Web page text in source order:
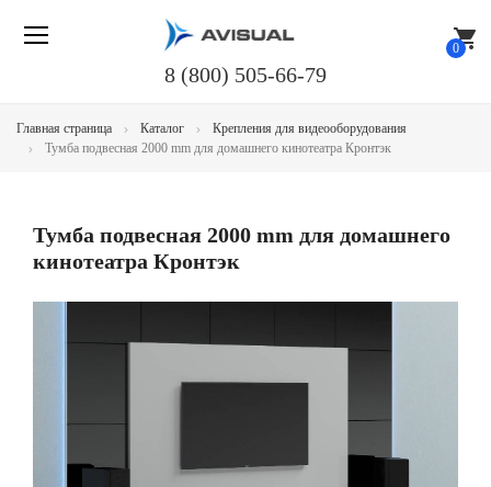
shopping_cart
0
8 (800) 505-66-79
Главная страница Каталог
Крепления для видеооборудования
Тумба подвесная 2000 mm для домашнего кинотеатра Кронтэк
Тумба подвесная 2000 mm для домашнего
кинотеатра Кронтэк